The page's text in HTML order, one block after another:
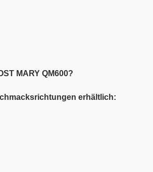
MARY QM600?
erhältlich: